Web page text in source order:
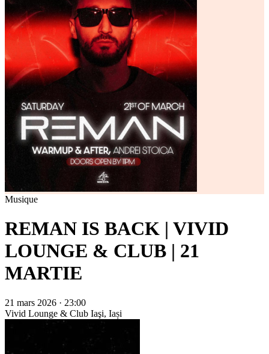
Musique
REMAN IS BACK | VIVID
LOUNGE & CLUB | 21
MARTIE
21 mars 2026 · 23:00
Vivid Lounge & Club Iaşi, Iași